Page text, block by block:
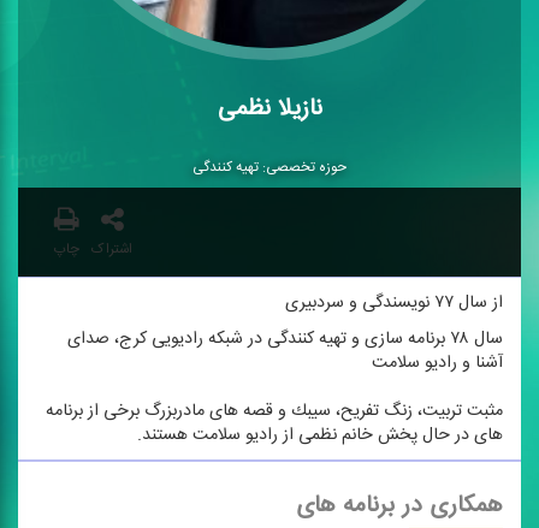
نازیلا نظمی
حوزه تخصصی: تهیه كنندگی
اشتراک چاپ
از سال ۷۷ نویسندگی و سردبیری
سال ۷۸ برنامه سازی و تهیه كنندگی در شبكه رادیویی كرج، صدای
آشنا و رادیو سلامت
مثبت تربیت، زنگ تفریح، سیبك و قصه های مادربزرگ برخی از برنامه
های در حال پخش خانم نظمی از رادیو سلامت هستند.
همکاری در برنامه های